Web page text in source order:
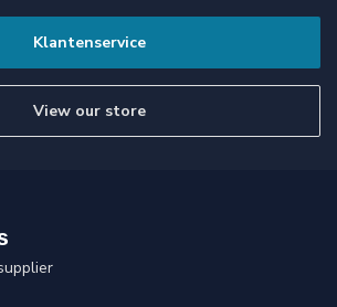
Klantenservice
View our store